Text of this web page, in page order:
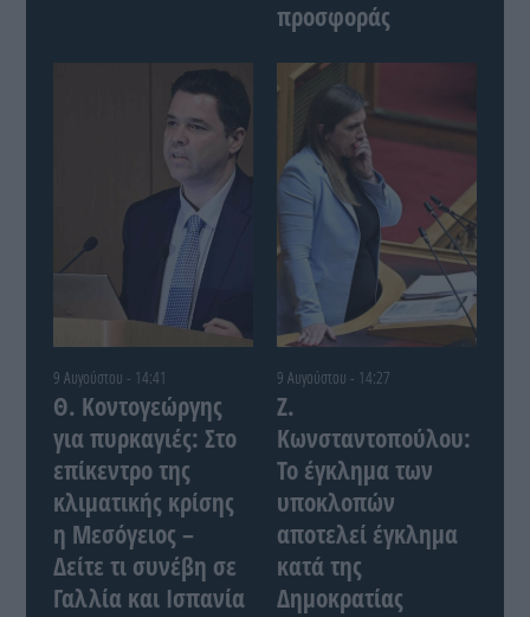
προσφοράς
9 Αυγούστου - 14:41
Θ. Κοντογεώργης
για πυρκαγιές: Στο
επίκεντρο της
κλιματικής κρίσης
η Μεσόγειος –
Δείτε τι συνέβη σε
Γαλλία και Ισπανία
9 Αυγούστου - 14:27
Ζ.
Κωνσταντοπούλου:
Το έγκλημα των
υποκλοπών
αποτελεί έγκλημα
κατά της
Δημοκρατίας